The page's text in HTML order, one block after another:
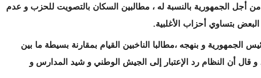
أجل الجمهورية بالنسبة له ، مطالبين السكان بالتصويت للحزب و عدم
بتساوي أحزاب الأغلبية.
و بنهجه ،مطالبا الناخبين القيام بمقارنة بسيطة ما بين
قال أن النظام رد الإعتبار إلى الجيش الوطني و شيد المدارس و